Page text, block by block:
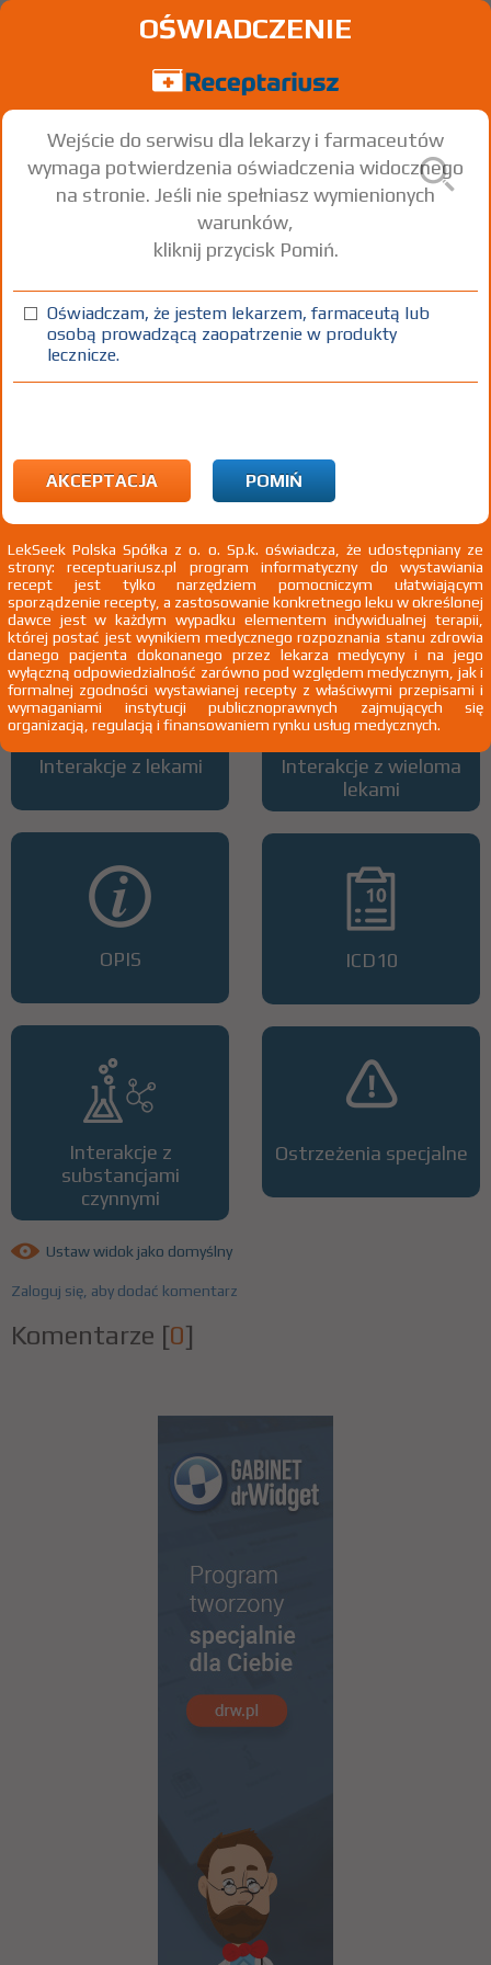
®
Ropinirole
tabl. powl. 0,25 mg 12 szt. Doustnie
100%
Wszystkie dawki leku
Interakcje z lekami
OPIS
Interakcje z
substancjami
czynnymi
ATC
Interakcje z wieloma
lekami
ICD10
Ostrzeżenia specjalne
Ustaw widok jako domyślny
Zaloguj się, aby dodać komentarz
Komentarze [0]
OŚWIADCZENIE
Wejście do serwisu dla lekarzy i farmaceutów
wymaga potwierdzenia oświadczenia widocznego
na stronie. Jeśli nie spełniasz wymienionych
warunków,
kliknij przycisk Pomiń.
Oświadczam, że jestem lekarzem, farmaceutą lub
osobą prowadzącą zaopatrzenie w produkty
lecznicze.
AKCEPTACJA POMIŃ
LekSeek Polska Spółka z o. o. Sp.k. oświadcza, że udostępniany ze
strony: receptuariusz.pl program informatyczny do wystawiania
recept jest tylko narzędziem pomocniczym ułatwiającym
sporządzenie recepty, a zastosowanie konkretnego leku w określonej
dawce jest w każdym wypadku elementem indywidualnej terapii,
której postać jest wynikiem medycznego rozpoznania stanu zdrowia
danego pacjenta dokonanego przez lekarza medycyny i na jego
wyłączną odpowiedzialność zarówno pod względem medycznym, jak i
formalnej zgodności wystawianej recepty z właściwymi przepisami i
wymaganiami instytucji publicznoprawnych zajmujących się
organizacją, regulacją i finansowaniem rynku usług medycznych.